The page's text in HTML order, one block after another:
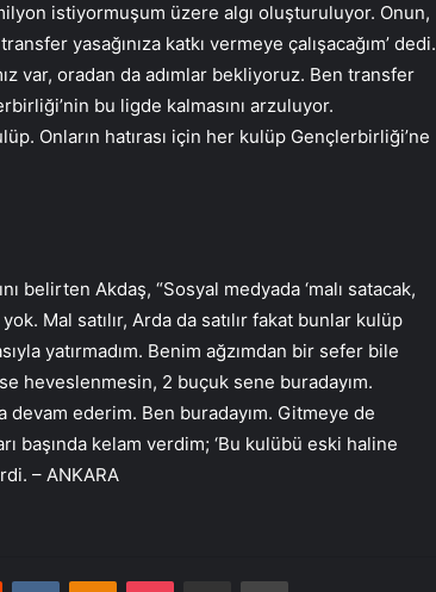
istiyormuşum üzere algı oluşturuluyor. Onun,
yasağınıza katkı vermeye çalışacağım’ dedi.
var, oradan da adımlar bekliyoruz. Ben transfer
bu ligde kalmasını arzuluyor.
Onların hatırası için her kulüp Gençlerbirliği’ne
belirten Akdaş, “Sosyal medyada ‘malı satacak,
Mal satılır, Arda da satılır fakat bunlar kulüp
yatırmadım. Benim ağzımdan bir sefer bile
heveslenmesin, 2 buçuk sene buradayım.
devam ederim. Ben buradayım. Gitmeye de
başında kelam verdim; ‘Bu kulübü eski haline
– ANKARA
Reddit VKontakteOdnoklassniki
Pocket E-Posta ile paylaş Yazdır